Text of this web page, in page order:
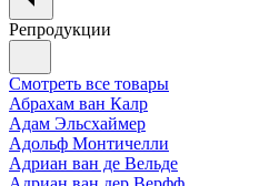
Репродукции
Смотреть все товары
Абрахам ван Калр
Адам Эльсхаймер
Адольф Монтичелли
Адриан ван де Вельде